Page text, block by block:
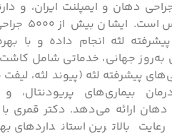
دهان و ایمپلنت ایران، و
تخصصی
لثه انجام داده و با
جهانی، خدماتی شامل کاشت
پیشرفته لثه (پیوند لثه،
بیماری‌های پریودنتال، و
ارائه می‌دهد. دکتر قمری با
بالاترین استانداردهای